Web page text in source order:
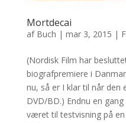
Mortdecai
af Buch | mar 3, 2015 |
(Nordisk Film har
biografpremiere i
nu, så er I klar til når den
DVD/BD.) Endnu en
været til testvisning på